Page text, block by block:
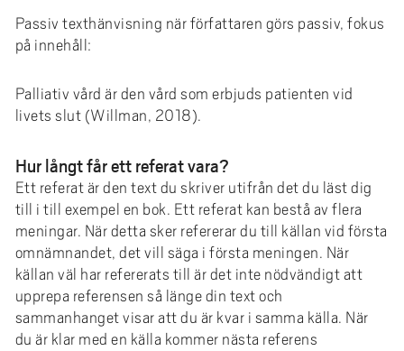
Passiv texthänvisning när författaren görs passiv, fokus
på innehåll:
Palliativ vård är den vård som erbjuds patienten vid
livets slut (Willman, 2018).
Hur långt får ett referat vara?
Ett referat är den text du skriver utifrån det du läst dig
till i till exempel en bok. Ett referat kan bestå av flera
meningar. När detta sker refererar du till källan vid första
omnämnandet, det vill säga i första meningen. När
källan väl har refererats till är det inte nödvändigt att
upprepa referensen så länge din text och
sammanhanget visar att du är kvar i samma källa. När
du är klar med en källa kommer nästa referens